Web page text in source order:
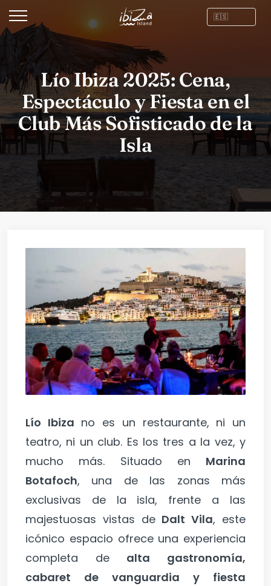
Lío Ibiza 2025: Cena,
Espectáculo y Fiesta en el
Club Más Sofisticado de la
Isla
Lío Ibiza no es un restaurante, ni un
teatro, ni un club. Es los tres a la vez, y
mucho más. Situado en Marina
Botafoch, una de las zonas más
exclusivas de la isla, frente a las
majestuosas vistas de Dalt Vila, este
icónico espacio ofrece una experiencia
completa de alta gastronomía,
cabaret de vanguardia y fiesta